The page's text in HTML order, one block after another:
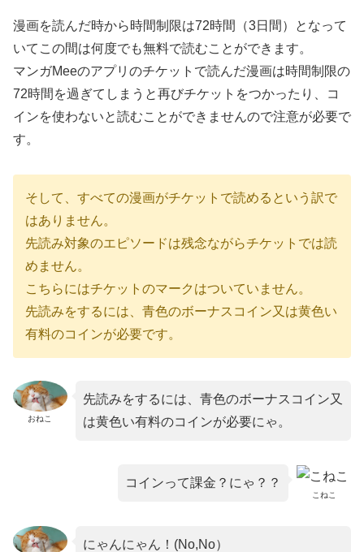
漫画を読んだ時から時間制限は72時間（3日間）となって
いてこの間は何度でも無料で読むことができます。
マンガMeeのアプリのチケットで読んだ漫画は時間制限の
72時間を過ぎてしまうと再びチケットをつかったり、コ
インを使わないと読むことができませんので注意が必要で
す。
そして、すべての漫画がチケットで読めるという訳で
はありません。
先読み対象のエピソードは残念ながらチケットでは読
めません。
こちらにはチケットのマークはついていません。
先読みをするには、青色のボーナスコイン又は黄色い
有料のコインが必要です。
おねこ
先読みをするには、青色のボーナスコイン又
は黄色い有料のコインが必要にゃ。
こねこ
コインって課金？にゃ？？
にゃんにゃん！(No,No）